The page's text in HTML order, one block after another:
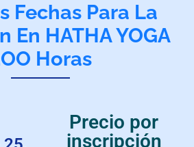
Fechas Para La
En HATHA YOGA
Horas
Precio por
inscripción